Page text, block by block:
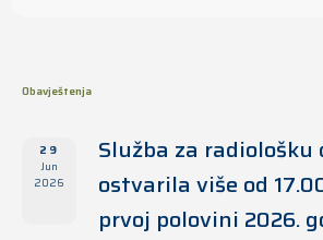
Obavještenja
29
Jun
2026
Služba za
ostvarila više od
prvoj polovini 2026.